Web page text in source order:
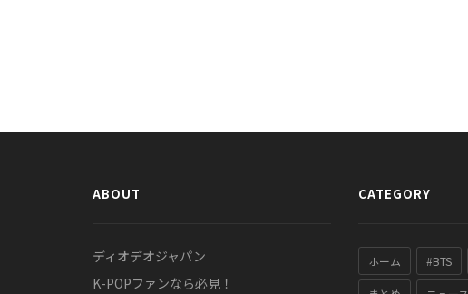
ABOUT
ディオデオジャパン
K-POPファンなら必見！
CATEGORY
ホーム #BTS